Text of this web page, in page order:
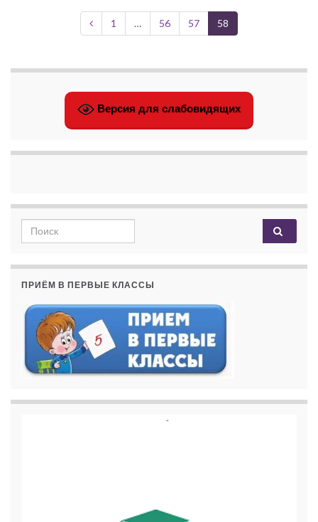
1 … 56 57 58
Версия для слабовидящих
Search for:
ПРИЁМ В ПЕРВЫЕ КЛАССЫ